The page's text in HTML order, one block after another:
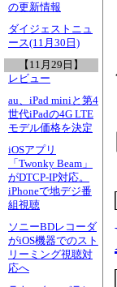
の更新情報
ダイジェストニュ
ース(11月30日)
【11月29日】
レビュー
au、iPad miniと第4
世代iPadの4G LTE
モデル価格を決定
iOSアプリ
「Twonky Beam」
がDTCP-IP対応。
iPhoneで地デジ番
組視聴
ソニーBDレコーダ
がiOS機器でのスト
リーミング視聴対
応へ